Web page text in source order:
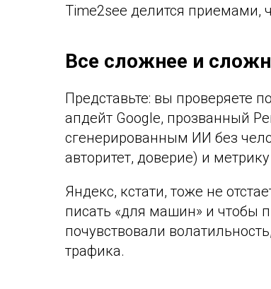
Time2see делится приемами,
Все сложнее и
Представьте: вы проверяете
апдейт Google, прозванный
сгенерированным ИИ без
авторитет, доверие) и
Яндекс, кстати, тоже не
писать «для машин» и чтобы
почувствовали
трафика.